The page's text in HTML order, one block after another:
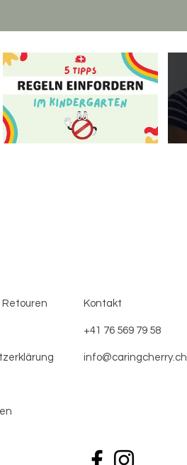
Retouren Kontakt
+41 76 569 79 58
info@caringcherry.ch